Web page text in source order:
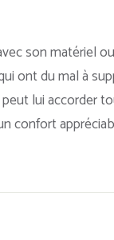
son matériel
ont du mal à
lui accorder
confort